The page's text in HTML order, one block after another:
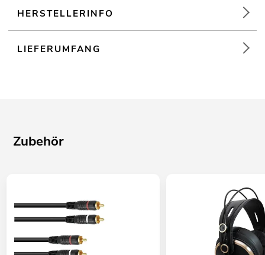
HERSTELLERINFO
LIEFERUMFANG
Zubehör